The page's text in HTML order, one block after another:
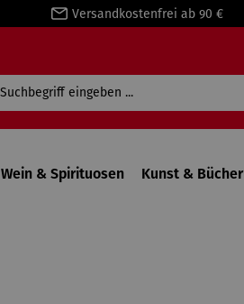
Versandkostenfrei ab 90 €
Wein & Spirituosen Kunst & Bücher